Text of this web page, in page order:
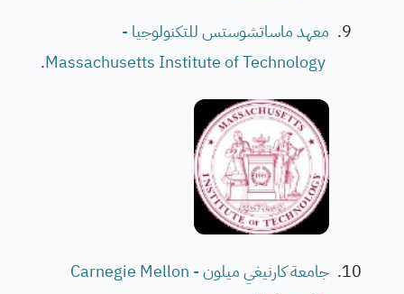
معهد ماساتشوستس للتكنولوجيا -
.
جامعة كارنيغي ميلون - Carnegie Mellon